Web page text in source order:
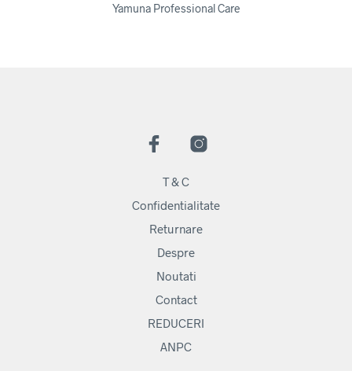
Yamuna Professional Care
T & C
Confidentialitate
Returnare
Despre
Noutati
Contact
REDUCERI
ANPC